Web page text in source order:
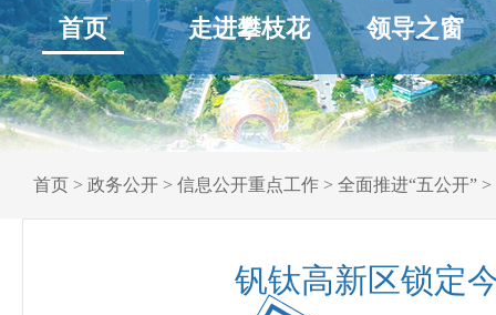
首页 走进攀枝花 领导之窗
首页 > 政务公开 > 信息公开重点工作 > 全面推进“五公开” >
钒钛高新区锁定